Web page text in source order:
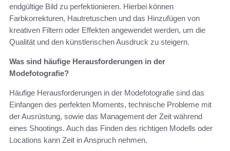
endgültige Bild zu perfektionieren. Hierbei können
Farbkorrekturen, Hautretuschen und das Hinzufügen von
kreativen Filtern oder Effekten angewendet werden, um die
Qualität und den künstlerischen Ausdruck zu steigern.
Was sind häufige Herausforderungen in der
Modefotografie?
Häufige Herausforderungen in der Modefotografie sind das
Einfangen des perfekten Moments, technische Probleme mit
der Ausrüstung, sowie das Management der Zeit während
eines Shootings. Auch das Finden des richtigen Modells oder
Locations kann Zeit in Anspruch nehmen.